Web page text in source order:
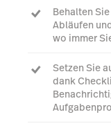
Behalten
Abläufen
wo immer
Setzen Sie
dank